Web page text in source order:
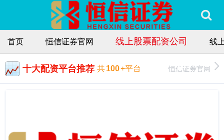
首页 恒信证券官网 线上股票配资公司 线
十大配资平台推荐 共100+平台 恒信证券官网